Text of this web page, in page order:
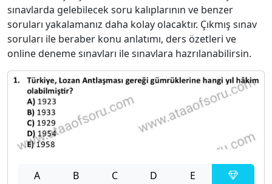
sınavlarda gelebilecek soru kalıplarının ve benzer
soruları yakalamanız daha kolay olacaktır. Çıkmış sınav
soruları ile beraber konu anlatımı, ders özetleri ve
online deneme sınavları ile sınavlara hazrılanabilirsin.
A B C D E